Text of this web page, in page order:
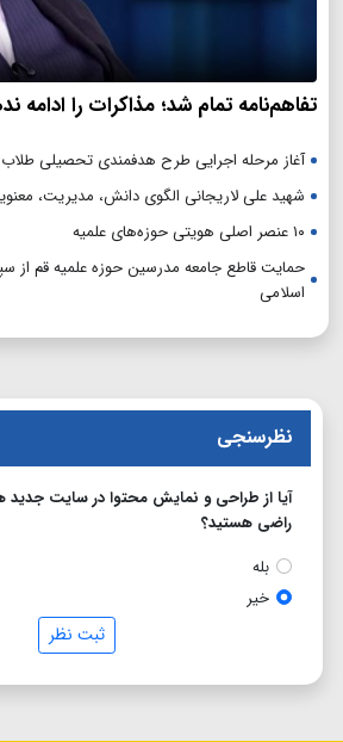
تفاهم‌نامه تمام شد؛ مذاکرات را ادامه
آغاز مرحله اجرایی طرح هدفمندی تحصیلی طلاب
شهید علی لاریجانی الگوی دانش، مدیریت،
۱۰ عنصر اصلی هویتی حوزه‌های علمیه
حمایت قاطع جامعه مدرسین حوزه علمیه قم از
اسلامی
نظرسنجی
آیا از طراحی و نمایش محتوا در سایت جدید
راضی هستید؟
بله
خیر
ثبت نظر